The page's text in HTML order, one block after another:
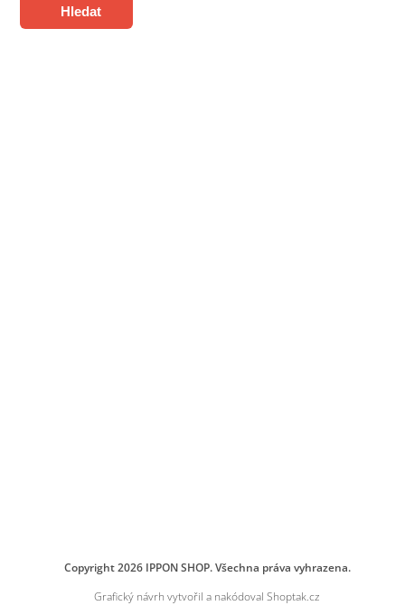
Hledat
Copyright 2026 IPPON SHOP. Všechna práva vyhrazena.
Grafický návrh vytvořil a nakódoval Shoptak.cz